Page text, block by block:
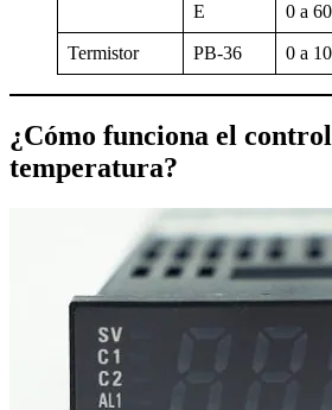
E 0 a
Termistor PB-36 0 a
¿Cómo funciona el
temperatura?